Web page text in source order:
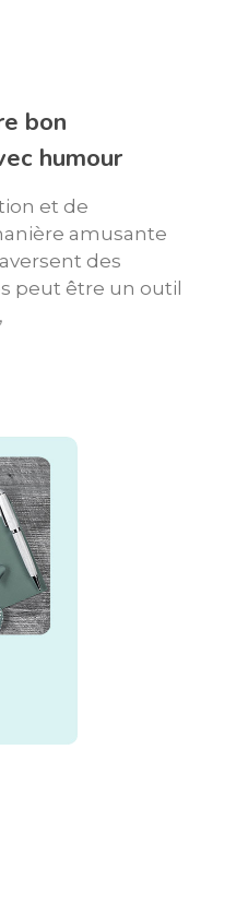
bon
humour
et de
amusante
des
peut être un outil